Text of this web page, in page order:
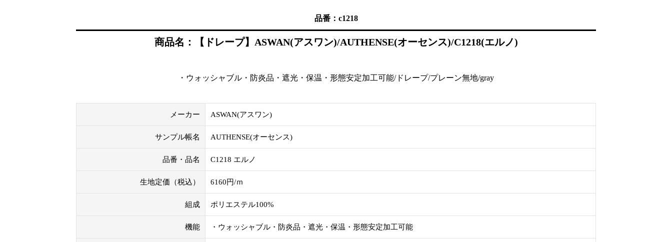
品番：c1218
商品名：【ドレープ】ASWAN(アスワン)/AUTHENSE(オーセンス)/C1218(エルノ)
・ウォッシャブル・防炎品・遮光・保温・形態安定加工可能/ドレープ/プレーン無地/gray
メーカー ASWAN(アスワン)
サンプル帳名 AUTHENSE(オーセンス)
品番・品名 C1218 エルノ
生地定価（税込） 6160円/ｍ
組成 ポリエステル100%
機能 ・ウォッシャブル・防炎品・遮光・保温・形態安定加工可能